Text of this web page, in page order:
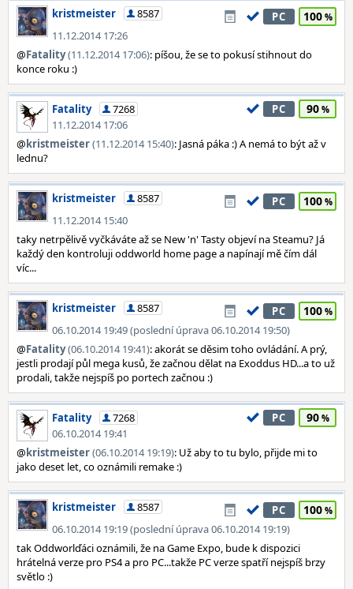
kristmeister
8587
11.12.2014 17:26
PC 100
@Fatality(11.12.2014 17:06): píšou, že se to pokusí stihnout do
konce roku :)
Fatality
7268
11.12.2014 17:06
PC 90
@kristmeister(11.12.2014 15:40): Jasná páka :) A nemá to být až v
lednu?
kristmeister
8587
11.12.2014 15:40
PC 100
taky netrpělivě vyčkáváte až se New 'n' Tasty objeví na Steamu? Já
každý den kontroluji oddworld home page a napínají mě čím dál
víc...
kristmeister
8587
06.10.2014 19:49 (poslední úprava 06.10.2014 19:50)
PC 100
@Fatality(06.10.2014 19:41): akorát se děsim toho ovládání. A prý,
jestli prodají půl mega kusů, že začnou dělat na Exoddus HD...a to už
prodali, takže nejspíš po portech začnou :)
Fatality
7268
06.10.2014 19:41
PC 90
@kristmeister(06.10.2014 19:19): Už aby to tu bylo, přijde mi to
jako deset let, co oznámili remake :)
kristmeister
8587
06.10.2014 19:19 (poslední úprava 06.10.2014 19:19)
PC 100
tak Oddworlďáci oznámili, že na Game Expo, bude k dispozici
hrátelná verze pro PS4 a pro PC...takže PC verze spatří nejspíš brzy
světlo :)